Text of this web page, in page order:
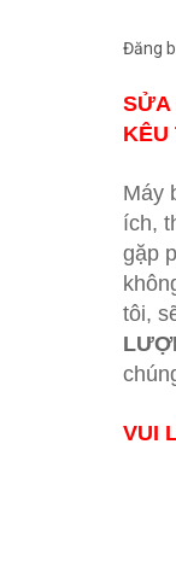
Đăng
SỬA
KÊU
Máy
ích,
gặp
tôi,
VUI